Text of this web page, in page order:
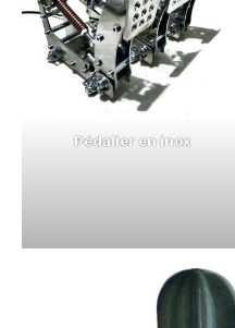
Pédalier en inox